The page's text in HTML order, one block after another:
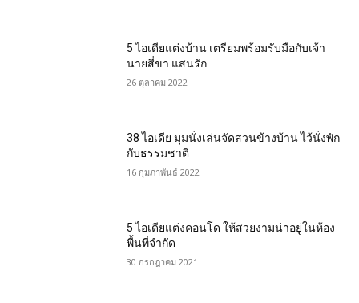
5 ไอเดียแต่งบ้าน เตรียมพร้อมรับมือกับเจ้า
นายสี่ขา แสนรัก
26 ตุลาคม 2022
38 ไอเดีย มุมนั่งเล่นจัดสวนข้างบ้าน ไว้นั่งพัก
กับธรรมชาติ
16 กุมภาพันธ์ 2022
5 ไอเดียแต่งคอนโด ให้สวยงามน่าอยู่ในห้อง
พื้นที่จำกัด
30 กรกฎาคม 2021